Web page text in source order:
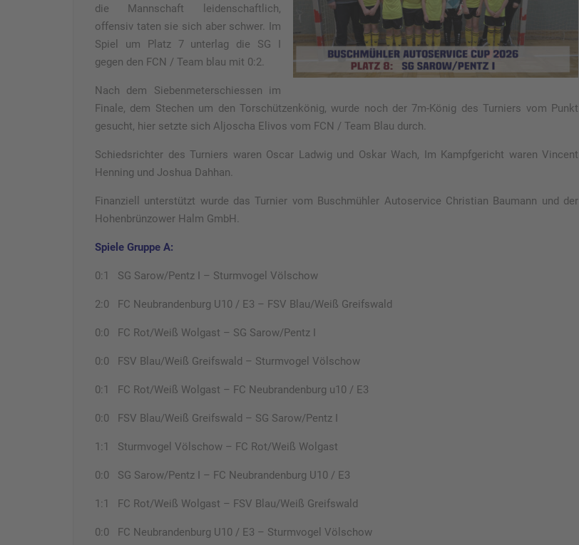
die Mannschaft leidenschaftlich,
offensiv taten sie sich aber schwer. Im
Spiel um Platz 7 unterlag die SG I
gegen den FCN / Team blau mit 0:2.
Nach dem Siebenmeterschiessen im
Finale, dem Stechen um den Torschützenkönig, wurde noch der 7m-König des Turniers vom Punkt
gesucht, hier setzte sich Aljoscha Elivos vom FCN / Team Blau durch.
Schiedsrichter des Turniers waren Oscar Ladwig und Oskar Wach, Im Kampfgericht waren Vincent
Henning und Joshua Dahhan.
Finanziell unterstützt wurde das Turnier vom Buschmühler Autoservice Christian Baumann und der
Hohenbrünzower Halm GmbH.
Spiele Gruppe A:
0:1 SG Sarow/Pentz I – Sturmvogel Völschow
2:0 FC Neubrandenburg U10 / E3 – FSV Blau/Weiß Greifswald
0:0 FC Rot/Weiß Wolgast – SG Sarow/Pentz I
0:0 FSV Blau/Weiß Greifswald – Sturmvogel Völschow
0:1 FC Rot/Weiß Wolgast – FC Neubrandenburg u10 / E3
0:0 FSV Blau/Weiß Greifswald – SG Sarow/Pentz I
1:1 Sturmvogel Völschow – FC Rot/Weiß Wolgast
0:0 SG Sarow/Pentz I – FC Neubrandenburg U10 / E3
1:1 FC Rot/Weiß Wolgast – FSV Blau/Weiß Greifswald
0:0 FC Neubrandenburg U10 / E3 – Sturmvogel Völschow